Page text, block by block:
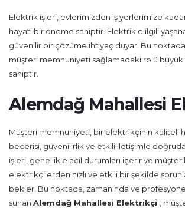
Elektrik işleri, evlerimizden iş yerlerimize
hayati bir öneme sahiptir. Elektrikle ilgili
güvenilir bir çözüme ihtiyaç duyar. Bu
müşteri memnuniyeti sağlamadaki rolü
sahiptir.
Alemdağ Mahallesi
Müşteri memnuniyeti, bir elektrikçinin kaliteli
becerisi, güvenilirlik ve etkili iletişimle
işleri, genellikle acil durumları içerir ve
elektrikçilerden hızlı ve etkili bir şekilde
bekler. Bu noktada, zamanında ve
sunan Alemdağ Mahallesi Elektrikçi
,